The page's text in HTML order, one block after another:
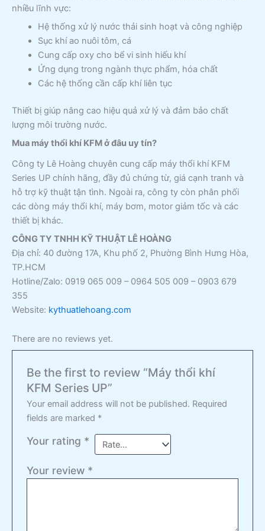
nhiều lĩnh vực:
Hệ thống xử lý nước thải sinh hoạt và công nghiệp
Sục khí ao nuôi tôm, cá
Cung cấp oxy cho bể vi sinh hiếu khí
Ứng dụng trong ngành thực phẩm, hóa chất
Các hệ thống cần cấp khí liên tục
Thiết bị giúp nâng cao hiệu quả xử lý và đảm bảo chất
lượng môi trường nước.
Mua máy thổi khí KFM ở đâu uy tín?
Công ty Lê Hoàng chuyên cung cấp máy thổi khí KFM
Series UP chính hãng, đầy đủ chứng từ, giá cạnh tranh và
hỗ trợ kỹ thuật tận tình. Ngoài ra, công ty còn phân phối
các dòng máy thổi khí, máy bơm, motor giảm tốc và các
thiết bị khác.
CÔNG TY TNHH KỸ THUẬT LÊ HOÀNG
Địa chỉ: 40 đường 17A, Khu phố 2, Phường Bình Hưng Hòa,
TP.HCM
Hotline/Zalo: 0919 065 009 – 0964 505 009 – 0903 679
355
Website: kythuatlehoang.com
There are no reviews yet.
Be the first to review “Máy thổi khí
KFM Series UP”
Your email address will not be published. Required
fields are marked *
Your rating *
Your review *